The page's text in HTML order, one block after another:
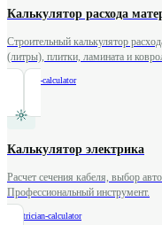
Калькулятор расхода
Строительный калькулятор
(литры), плитки, ламината и
coverage-calculator
Калькулятор электрика
Расчет сечения кабеля, выбор
Профессиональный инструмент.
electrician-calculator